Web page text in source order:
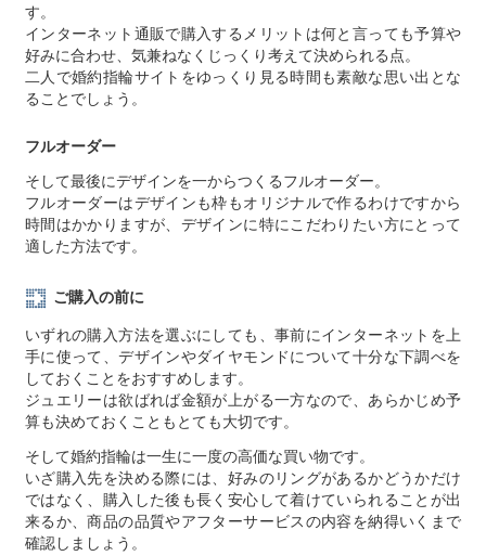
す。
インターネット通販で購入するメリットは何と言っても予算や
好みに合わせ、気兼ねなくじっくり考えて決められる点。
二人で婚約指輪サイトをゆっくり見る時間も素敵な思い出とな
ることでしょう。
フルオーダー
そして最後にデザインを一からつくるフルオーダー。
フルオーダーはデザインも枠もオリジナルで作るわけですから
時間はかかりますが、デザインに特にこだわりたい方にとって
適した方法です。
ご購入の前に
いずれの購入方法を選ぶにしても、事前にインターネットを上
手に使って、デザインやダイヤモンドについて十分な下調べを
しておくことをおすすめします。
ジュエリーは欲ばれば金額が上がる一方なので、あらかじめ予
算も決めておくこともとても大切です。
そして婚約指輪は一生に一度の高価な買い物です。
いざ購入先を決める際には、好みのリングがあるかどうかだけ
ではなく、購入した後も長く安心して着けていられることが出
来るか、商品の品質やアフターサービスの内容を納得いくまで
確認しましょう。